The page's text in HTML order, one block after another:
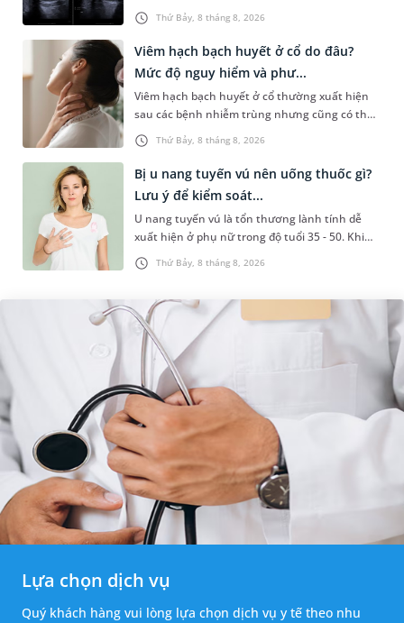
Thứ Bảy, 8 tháng 8, 2026
sức khỏe tiền hôn nhân. Qua thăm khám và
làm các xét nghiệm chuyên sâu,...
Thứ Bảy, 8 tháng 8, 2026
Viêm hạch bạch huyết ở cổ do đâu?
Mức độ nguy hiểm và phư...
Viêm hạch bạch huyết ở cổ thường xuất hiện
sau các bệnh nhiễm trùng nhưng cũng có thể
liên quan đến lao hạch hoặc ung thư. Để tìm
hiểu nguyên nhân gây viêm,...
Thứ Bảy, 8 tháng 8, 2026
Bị u nang tuyến vú nên uống thuốc gì?
Lưu ý để kiểm soát...
U nang tuyến vú là tổn thương lành tính dễ
xuất hiện ở phụ nữ trong độ tuổi 35 - 50. Khi
được chẩn đoán mắc bệnh, nhiều người
thường băn khoăn u nang tuyến v...
Lựa chọn dịch vụ
Quý khách hàng vui lòng lựa chọn dịch vụ y tế theo nhu